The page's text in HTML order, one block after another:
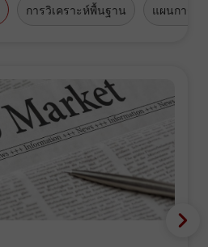
การวิเคราะห์พื้นฐาน แผนการซื้